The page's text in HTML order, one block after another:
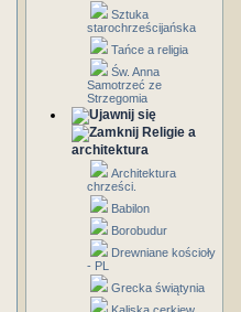
Sztuka
starochrześcijańska
Tańce a religia
Św. Anna
Samotrzeć ze
Strzegomia
Religie a
architektura
Architektura
chrześci.
Babilon
Borobudur
Drewniane kościoły
- PL
Grecka świątynia